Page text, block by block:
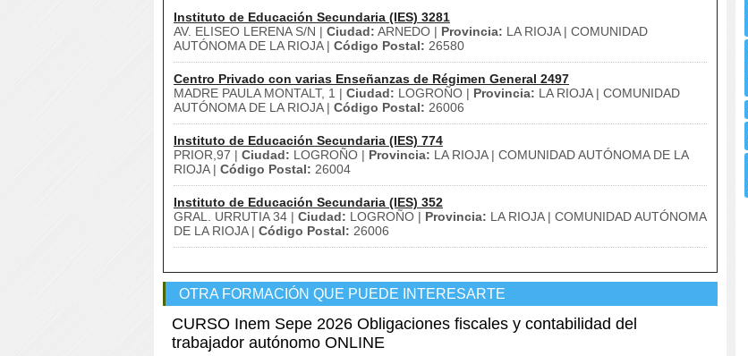
Instituto de Educación Secundaria (IES) 3281
AV. ELISEO LERENA S/N | Ciudad: ARNEDO | Provincia: LA RIOJA | COMUNIDAD
AUTÓNOMA DE LA RIOJA | Código Postal: 26580
Centro Privado con varias Enseñanzas de Régimen General 2497
MADRE PAULA MONTALT, 1 | Ciudad: LOGROÑO | Provincia: LA RIOJA | COMUNIDAD
AUTÓNOMA DE LA RIOJA | Código Postal: 26006
Instituto de Educación Secundaria (IES) 774
PRIOR,97 | Ciudad: LOGROÑO | Provincia: LA RIOJA | COMUNIDAD AUTÓNOMA DE LA
RIOJA | Código Postal: 26004
Instituto de Educación Secundaria (IES) 352
GRAL. URRUTIA 34 | Ciudad: LOGROÑO | Provincia: LA RIOJA | COMUNIDAD AUTÓNOMA
DE LA RIOJA | Código Postal: 26006
OTRA FORMACIÓN QUE PUEDE INTERESARTE
CURSO Inem Sepe 2026 Obligaciones fiscales y contabilidad del
trabajador autónomo ONLINE